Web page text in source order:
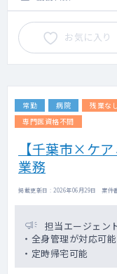
お気に入り
常勤 病院 残業な
専門医資格不問
【千葉市×ケ
業務
掲載更新日 : 2026年06月29日 案件
担当エージェン
・全身管理が対応可
・定時帰宅可能